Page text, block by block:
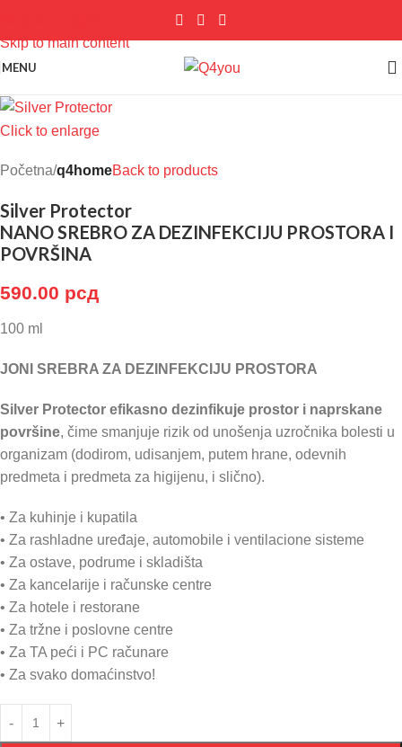
Skip to main content
MENU
Click to enlarge
Početna q4homeBack to products
Silver Protector
NANO SREBRO ZA DEZINFEKCIJU PROSTORA I
POVRŠINA
590.00 рсд
100 ml
JONI SREBRA ZA DEZINFEKCIJU PROSTORA
Silver Protector efikasno dezinfikuje prostor i naprskane
površine, čime smanjuje rizik od unošenja uzročnika bolesti u
organizam (dodirom, udisanjem, putem hrane, odevnih
predmeta i predmeta za higijenu, i slično).
• Za kuhinje i kupatila
• Za rashladne uređaje, automobile i ventilacione sisteme
• Za ostave, podrume i skladišta
• Za kancelarije i računske centre
• Za hotele i restorane
• Za tržne i poslovne centre
• Za TA peći i PC računare
• Za svako domaćinstvo!